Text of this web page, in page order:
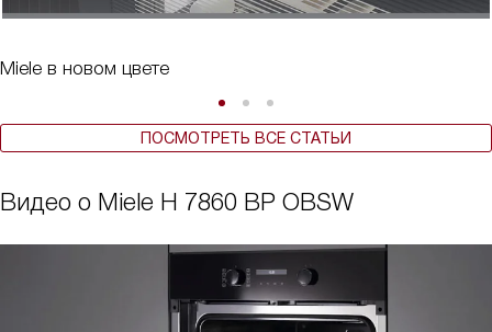
Miele в новом цвете
ПОСМОТРЕТЬ ВСЕ СТАТЬИ
Видео о Miele H 7860 BP OBSW